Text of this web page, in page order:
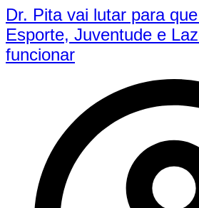
Dr. Pita vai lutar para
Esporte, Juventude e
funcionar